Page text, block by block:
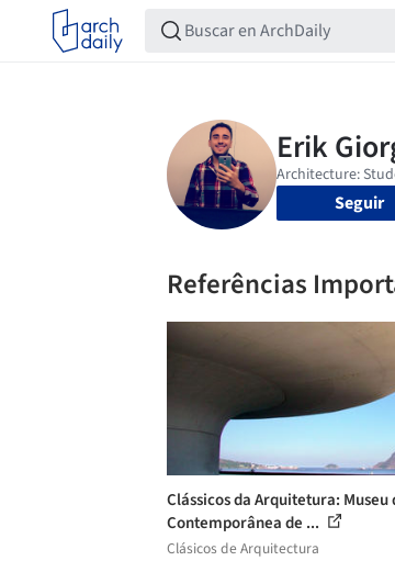
Seguir
Referências
Clássicos da Arquitetura: Museu
Contemporânea de ...
Clásicos de Arquitectura